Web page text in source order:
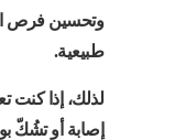
وتحسين فرص
طبيعية.
لذلك، إذا كنت
إصابة أو تشُكّ